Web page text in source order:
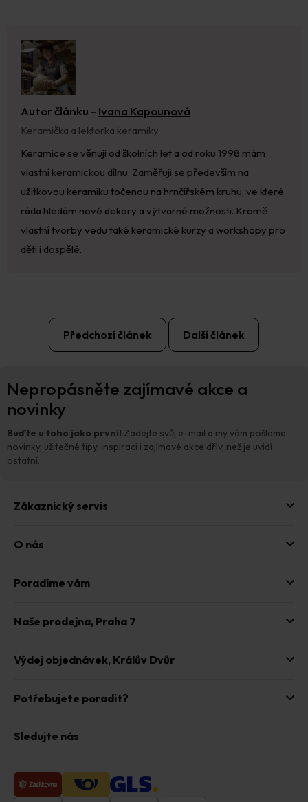
Autor článku - Ivana Kapounová
Keramička a lektorka keramiky
Keramice se věnuji od školních let a od roku 1998 mám
vlastní keramickou dílnu. Zaměřuji se především na
užitkovou keramiku točenou na hrnčířském kruhu, ve které
ráda hledám nové dekory a výtvarné možnosti. Kromě
vlastní tvorby vedu také keramické kurzy a workshopy pro
děti i dospělé.
Předchozí článek Další článek
Nepropásněte zajímavé akce a
novinky
Buďte u toho jako první! Zadejte svůj e-mail a my vám pošleme
novinky, užitečné tipy, inspiraci i zajímavé akce dřív, než je uvidí
ostatní.
Zákaznický servis
O nás
Poradíme vám
Naše prodejna, Praha 7
Výdej objednávek, Králův Dvůr
Potřebujete poradit?
Sledujte nás